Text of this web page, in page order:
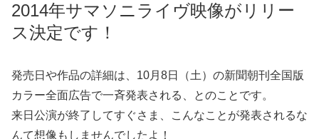
2014年サマソニライヴ映像がリリー
ス決定です！
発売日や作品の詳細は、10月8日（土）の新聞朝刊全国版
カラー全面広告で一斉発表される、とのことです。
来日公演が終了してすぐさま、こんなことが発表されるな
んて想像もしませんでしたよ！